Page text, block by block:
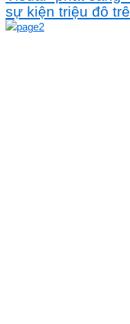
sự kiện triệu đô